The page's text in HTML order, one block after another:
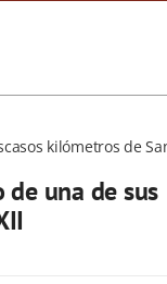
kilómetros de
una de sus